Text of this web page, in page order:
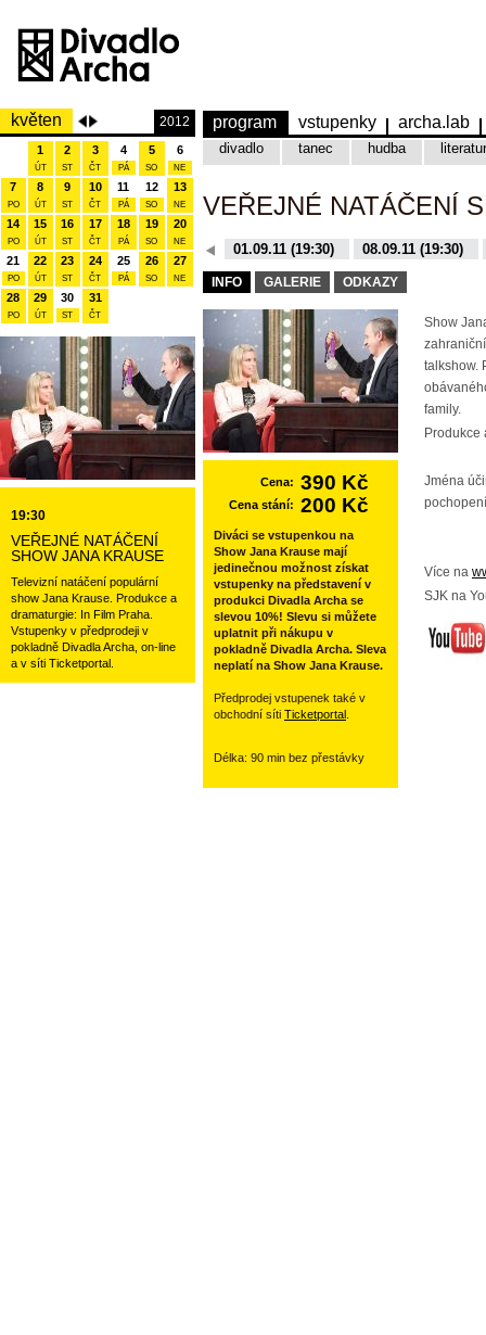
květen 2012
1
ÚT
2
ST
3
ČT
4
PÁ
5
SO
6
NE
7
PO
8
ÚT
9
ST
10
ČT
11
PÁ
12
SO
13
NE
14
PO
15
ÚT
16
ST
17
ČT
18
PÁ
19
SO
20
NE
21
PO
22
ÚT
23
ST
24
ČT
25
PÁ
26
SO
27
NE
28
PO
29
ÚT
30
ST
31
ČT
19:30
VEŘEJNÉ NATÁČENÍ
SHOW JANA KRAUSE
Televizní natáčení populární
show Jana Krause. Produkce a
dramaturgie: In Film Praha.
Vstupenky v předprodeji v
pokladně Divadla Archa, on-line
a v síti Ticketportal.
program vstupenky archa.lab
divadlo tanec hudba
VEŘEJNÉ NATÁČENÍ
08.12.15 (19:30) 01.09.11 (19:30)
08.09.11 (19:30)
10.11.15 (19:30)
16.11.15 (19:30)
INFO GALERIE ODKAZY
Show
talkshow.
family.
Produkce
Jména
Více na
SJK na
Cena: 390 Kč
Cena stání: 200 Kč
Diváci se vstupenkou na
Show Jana Krause mají
jedinečnou možnost získat
vstupenky na představení v
produkci Divadla Archa se
slevou 10%! Slevu si můžete
uplatnit při nákupu v
pokladně Divadla Archa. Sleva
neplatí na Show Jana Krause.
Předprodej vstupenek také v
obchodní síti Ticketportal
Délka: 90 min bez přestávky